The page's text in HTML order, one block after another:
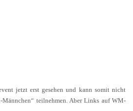
jetzt erst gesehen und kann somit nicht
teilnehmen. Aber Links auf WM-